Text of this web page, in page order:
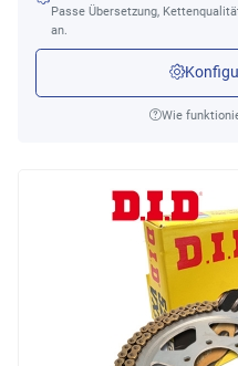
Passe Übersetzung,
an.
Wie